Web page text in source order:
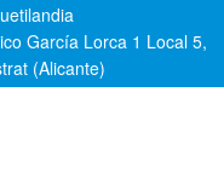
García Lorca 1 Local 5,
(Alicante)